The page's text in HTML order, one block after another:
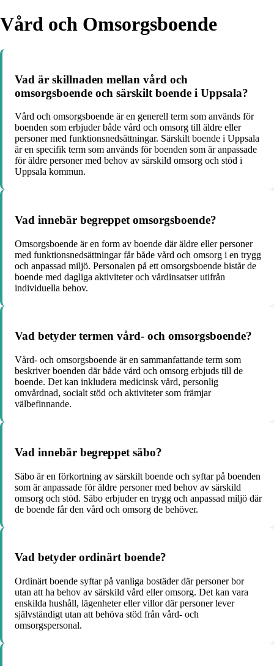
Vård och Omsorgsboende
Vad är skillnaden mellan vård och
omsorgsboende och särskilt boende i Uppsala?
Vård och omsorgsboende är en generell term som används för
boenden som erbjuder både vård och omsorg till äldre eller
personer med funktionsnedsättningar. Särskilt boende i Uppsala
är en specifik term som används för boenden som är anpassade
för äldre personer med behov av särskild omsorg och stöd i
Uppsala kommun.
Vad innebär begreppet omsorgsboende?
Omsorgsboende är en form av boende där äldre eller personer
med funktionsnedsättningar får både vård och omsorg i en trygg
och anpassad miljö. Personalen på ett omsorgsboende bistår de
boende med dagliga aktiviteter och vårdinsatser utifrån
individuella behov.
Vad betyder termen vård- och omsorgsboende?
Vård- och omsorgsboende är en sammanfattande term som
beskriver boenden där både vård och omsorg erbjuds till de
boende. Det kan inkludera medicinsk vård, personlig
omvårdnad, socialt stöd och aktiviteter som främjar
välbefinnande.
Vad innebär begreppet säbo?
Säbo är en förkortning av särskilt boende och syftar på boenden
som är anpassade för äldre personer med behov av särskild
omsorg och stöd. Säbo erbjuder en trygg och anpassad miljö där
de boende får den vård och omsorg de behöver.
Vad betyder ordinärt boende?
Ordinärt boende syftar på vanliga bostäder där personer bor
utan att ha behov av särskild vård eller omsorg. Det kan vara
enskilda hushåll, lägenheter eller villor där personer lever
självständigt utan att behöva stöd från vård- och
omsorgspersonal.